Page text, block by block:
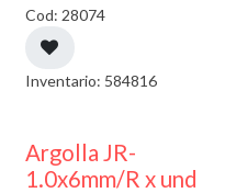
Cod: 28074
Inventario: 584816
Argolla JR-
1.0x6mm/R x und